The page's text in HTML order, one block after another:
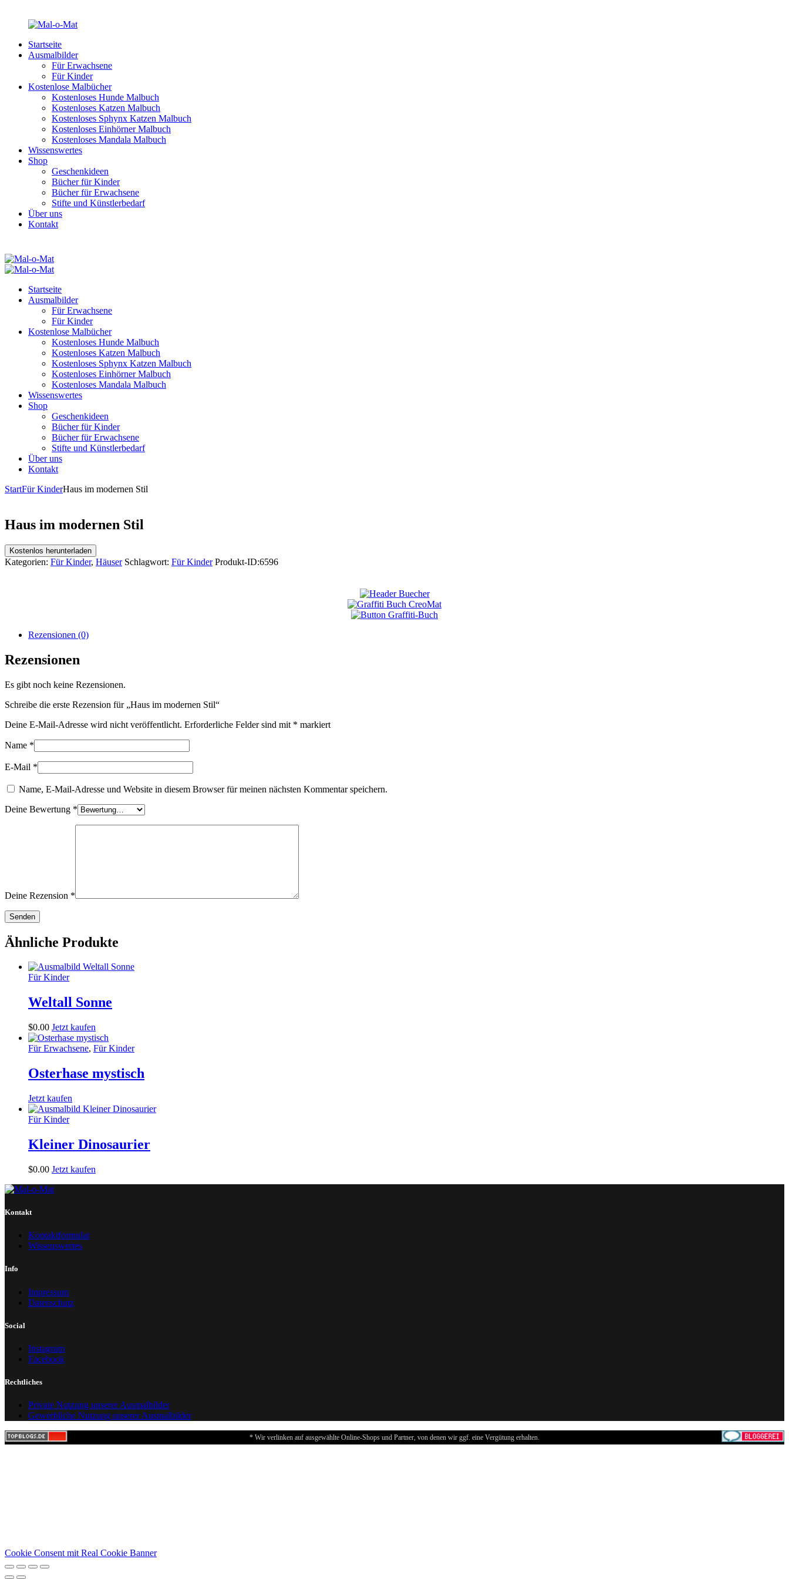
Startseite
Ausmalbilder
Für Erwachsene
Für Kinder
Kostenlose Malbücher
Kostenloses Hunde Malbuch
Kostenloses Katzen Malbuch
Kostenloses Sphynx Katzen Malbuch
Kostenloses Einhörner Malbuch
Kostenloses Mandala Malbuch
Wissenswertes
Shop
Geschenkideen
Bücher für Kinder
Bücher für Erwachsene
Stifte und Künstlerbedarf
Über uns
Kontakt
Startseite
Ausmalbilder
Für Erwachsene
Für Kinder
Kostenlose Malbücher
Kostenloses Hunde Malbuch
Kostenloses Katzen Malbuch
Kostenloses Sphynx Katzen Malbuch
Kostenloses Einhörner Malbuch
Kostenloses Mandala Malbuch
Wissenswertes
Shop
Geschenkideen
Bücher für Kinder
Bücher für Erwachsene
Stifte und Künstlerbedarf
Über uns
Kontakt
StartFür KinderHaus im modernen Stil
Haus im modernen Stil
Kostenlos herunterladen
Kategorien: Für Kinder, Häuser Schlagwort: Für Kinder Produkt-ID:6596
Rezensionen (0)
Rezensionen
Es gibt noch keine Rezensionen.
Schreibe die erste Rezension für „Haus im modernen Stil“
Deine E-Mail-Adresse wird nicht veröffentlicht. Erforderliche Felder sind mit * markiert
Name *
E-Mail *
Name, E-Mail-Adresse und Website in diesem Browser für meinen nächsten Kommentar speichern.
Deine Bewertung *
Deine Rezension *
Ähnliche Produkte
Für Kinder
Weltall Sonne
$0.00 Jetzt kaufen
Für Erwachsene, Für Kinder
Osterhase mystisch
Jetzt kaufen
Für Kinder
Kleiner Dinosaurier
$0.00 Jetzt kaufen
Kontakt
Kontaktformular
Wissenswertes
Info
Impressum
Datenschutz
Social
Instagram
Facebook
Rechtliches
Private Nutzung unserer Ausmalbilder
Gewerbliche Nutzung unserer Ausmalbilder
* Wir verlinken auf ausgewählte Online-Shops und Partner, von denen wir ggf. eine Vergütung erhalten.
Cookie Consent mit Real Cookie Banner